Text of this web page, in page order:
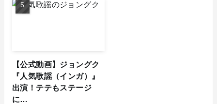
【公式動画】ジョングク
『人気歌謡（インガ）』
出演！テテもステージ
に…